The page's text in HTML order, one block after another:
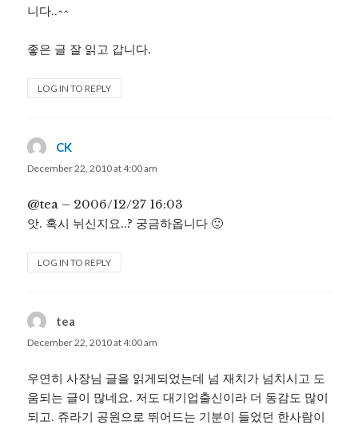
니다..^^
좋은 글 잘 읽고 갑니다.
LOG IN TO REPLY
CK
December 22, 2010 at 4:00 am
@tea – 2006/12/27 16:03
앗. 혹시 뉘신지요..? 궁금하옵니다 🙂
LOG IN TO REPLY
tea
December 22, 2010 at 4:00 am
우연히 사장님 글을 읽게되었는데 넘 재치가 넘치시고 도
움되는 글이 많네요. 저도 대기업출신이라 더 동감도 많이
되고. 쥬라기 공원으로 뛰어드는 기분이 들었던 한사람이